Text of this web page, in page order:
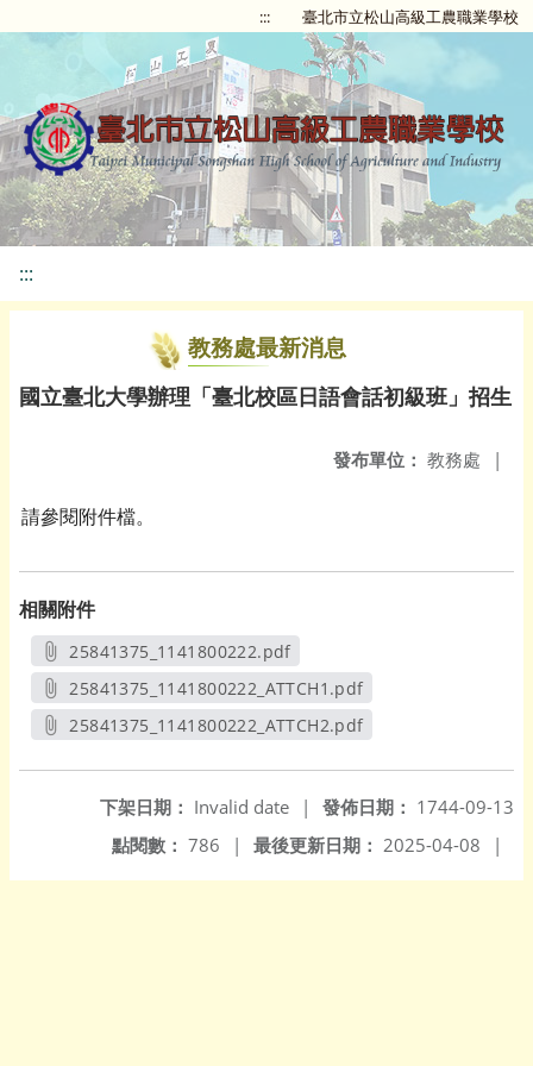
::: 臺北市立松山高級工農職業學校
:::
教務處最新消息
國立臺北大學辦理「臺北校區日語會話初級班」招生
發布單位： 教務處 |
請參閱附件檔。
相關附件
25841375_1141800222.pdf
另開新視窗
25841375_1141800222_ATTCH1.pdf
另開新視窗
25841375_1141800222_ATTCH2.pdf
發佈日期： 1744-09-13
下架日期： Invalid date
|
最後更新日期： 2025-04-08 |
點閱數： 786 |